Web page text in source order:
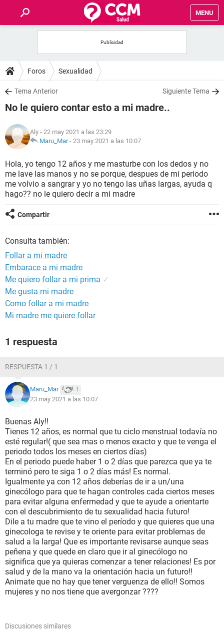
MENU
FOROS
SALUD
NUTRICIÓN
BIENESTAR
SEXUALIDAD
GLOSARIO
Foros Sexualidad
Tema Anterior Siguiente Tema
No le quiero contar esto a mi madre..
Aly - 22 may 2021 a las 23:29
Maru_Mar- 23 may 2021 a las 10:07
Hola, yo tengo 12 años y me masturbe con los dedos y no
me lave las manos y no se porque, despues de mi periodo
me volvio a sangrar y yo no tengo las uñas largas, ayuda q
hago?? no le quiero decir a mi madre
Compartir
Consulta también:
Follar a mi madre
Embarace a mi madre
Me quiero follar a mi prima ✓
Me gusta mi madre
Como follar a mi madre
Mi madre me quiere follar
1 respuesta
RESPUESTA 1 / 1
Maru_Mar 1
23 may 2021 a las 10:07
Buenas Aly!!
Tienes 12 años, es normal que tu ciclo menstrual todavía no
esté regular!( que sea mas o menos exacto y que te venga el
periodo todos los meses en ciertos días)
En el periodo puede haber 1 o 2 días que parezca que ya te
terminó pero te siga 1 o 2 días más! Es normal.
Igualmente ya con 12 años deberías de ir a un/una
ginecólogo para que te hagan controles cada ciertos meses
para evitar alguna enfermedad y que te ayude a orientarte
con el descubrimiento de tu sexualidad hacia futuro!
Dile a tu madre que te vino el período y que quieres que una
ginecologa te revise y te oriente para evitar problemas de
salud a la larga! Que es importante revisarse aunque seas
peñena y que quede en claro que ir al ginecólogo no
significa que ya quieras comenzar a tener relaciones! Es por
salud y de la mano va la orientación hacia un futuro!!
Animate que no hay que tener verguenza de ello!! Somos
mujeres y no nos tiene que avergonzar ????
Discusiones similares